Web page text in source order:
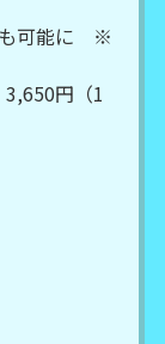
も可能に ※
円（1